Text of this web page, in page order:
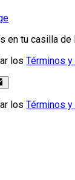
en tu casilla de
los Términos
los Términos